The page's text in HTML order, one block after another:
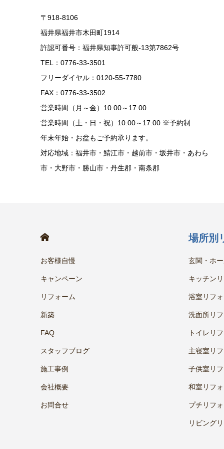
〒918-8106
福井県福井市木田町1914
許認可番号：福井県知事許可般-13第7862号
TEL：0776-33-3501
フリーダイヤル：0120-55-7780
FAX：0776-33-3502
営業時間（月～金）10:00～17:00
営業時間（土・日・祝）10:00～17:00 ※予約制
年末年始・お盆もご予約承ります。
対応地域：福井市・鯖江市・越前市・坂井市・あわら
市・大野市・勝山市・丹生郡・南条郡
お客様自慢
キャンペーン
リフォーム
新築
FAQ
スタッフブログ
施工事例
会社概要
お問合せ
場所別
玄関・ホ
キッチン
浴室リフ
洗面所リ
トイレリ
主寝室リ
子供室リ
和室リフ
プチリフ
リビング